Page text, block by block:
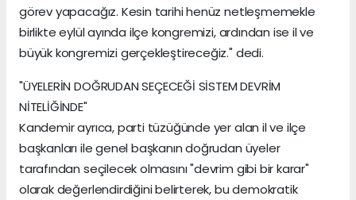
görev yapacağız. Kesin tarihi henüz netleşmemekle
birlikte eylül ayında ilçe kongremizi, ardından ise il ve
büyük kongremizi gerçekleştireceğiz." dedi.
"ÜYELERİN DOĞRUDAN SEÇECEĞİ SİSTEM DEVRİM
NİTELİĞİNDE"
Kandemir ayrıca, parti tüzüğünde yer alan il ve ilçe
başkanları ile genel başkanın doğrudan üyeler
tarafından seçilecek olmasını "devrim gibi bir karar"
olarak değerlendirdiğini belirterek, bu demokratik